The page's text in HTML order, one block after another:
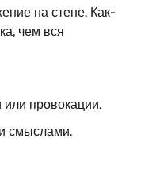
на стене. Как-
чем вся
или провокации.
смыслами.